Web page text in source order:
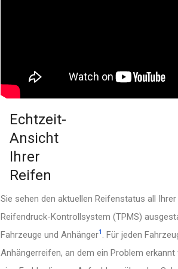
Echtzeit-
An­sicht
Ihrer
Reifen
Sie sehen den aktuellen Reifen­status all
Reifen­druck-Kon­troll­system (TPMS)
Fahrzeuge und Anhänger1 . Für jeden
Anhän­ger­reifen, an dem ein Problem erkannt